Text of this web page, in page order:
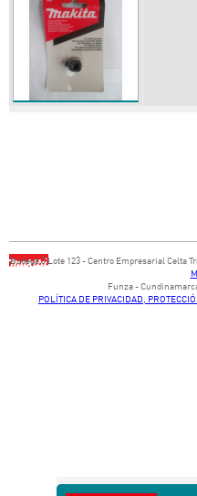
Bodega ​3 Lote ​123 - ​Centro Empresarial Celta
​Funza -
POLÍTICA DE PRIVACIDAD,